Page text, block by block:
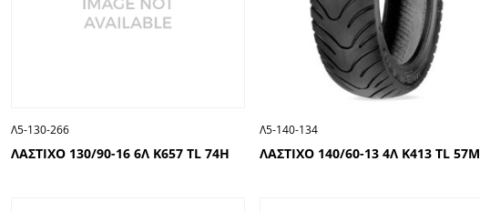
ΛΑΣΤΙΧΟ 130/90-16 6Λ Κ657 TL 74H
Λ5-130-266
ΛΑΣΤΙΧΟ 140/60-13 4Λ Κ413 TL 57M
Λ5-140-134